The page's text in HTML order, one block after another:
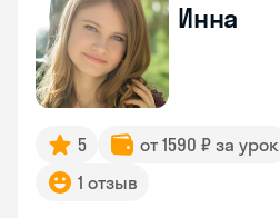
Инна
5 от 1590 ₽ за урок
1 отзыв